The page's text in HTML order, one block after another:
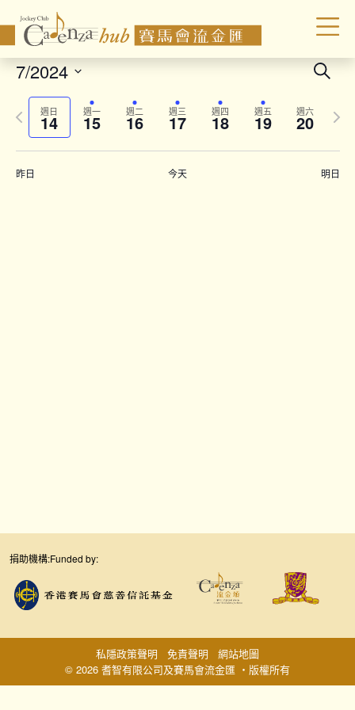
and
Search
7/2024
Select
date.週日
14 週一
15 週二
16 週三
17 週四
18 週五
19 週六
20
Previous
week
Next
昨日 今天 明日
捐助機構:Funded by:
© 2026 耆智有限公司及賽馬會流金匯 ‧版權所有
私隱政策聲明 免責聲明 網站地圖